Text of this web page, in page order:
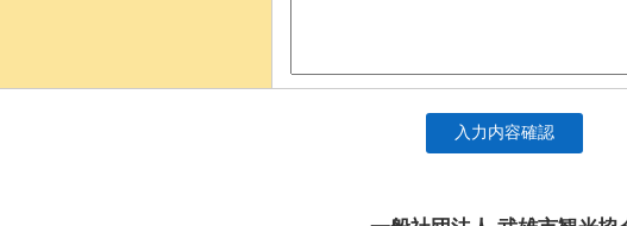
入力内容確認